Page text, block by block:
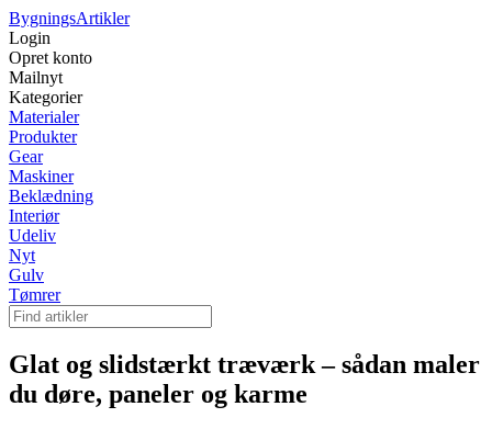
BygningsArtikler
Login
Opret konto
Mailnyt
Kategorier
Materialer
Produkter
Gear
Maskiner
Beklædning
Interiør
Udeliv
Nyt
Gulv
Tømrer
Glat og slidstærkt træværk – sådan maler
du døre, paneler og karme